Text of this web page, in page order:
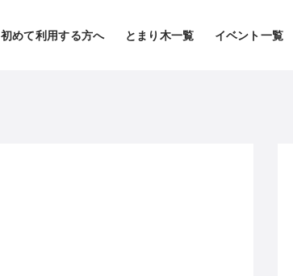
初めて利用する方へ とまり木一覧 イベント一覧